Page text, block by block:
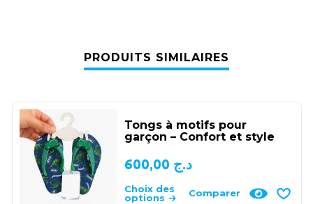
PRODUITS SIMILAIRES
Tongs à motifs pour
garçon – Confort et style
د.ج
Choix des
options
Comparer